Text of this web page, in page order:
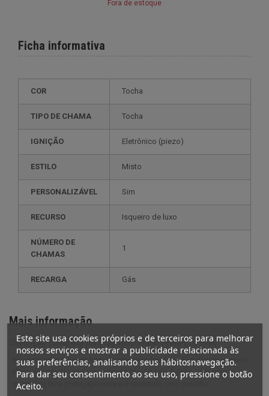
Este site usa cookies próprios e de terceiros para melhorar
nossos serviços e mostrar a publicidade relacionada às
suas preferências, analisando seus hábitosnavegação.
Para dar seu consentimento ao seu uso, pressione o botão
Aceito.
Fora de estoque
Ficha informativa
COR tocha
TIPO DE CHAMA Tocha
IGNIÇÃO eletrônico (piezo)
ESTILO misto
PERSONALIZÁVEL sim
RECURSO isqueiro de luxo
NÚMERO DE
CHAMAS
1
RECARGA gás
Mais informação
Descrição completa para Isqueiro Plano Preto Elie Bleu
Incorporando o know-how da empresa francesa Elie Bleu, o isqueiro
Plano é também uma verdadeira obra de arte. É feito com uma
magnífica laca preta japonesa e é revestido com paládio.